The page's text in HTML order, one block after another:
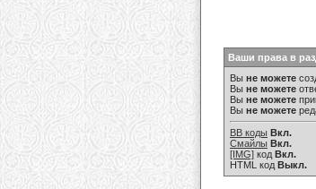
Ваши права в
Вы не можете
Вы не можете
Вы не можете
Вы не можете
BB коды Вкл.
Смайлы Вкл.
[IMG] код Вкл.
HTML код Выкл.